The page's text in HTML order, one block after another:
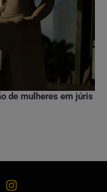
de mulheres em júris